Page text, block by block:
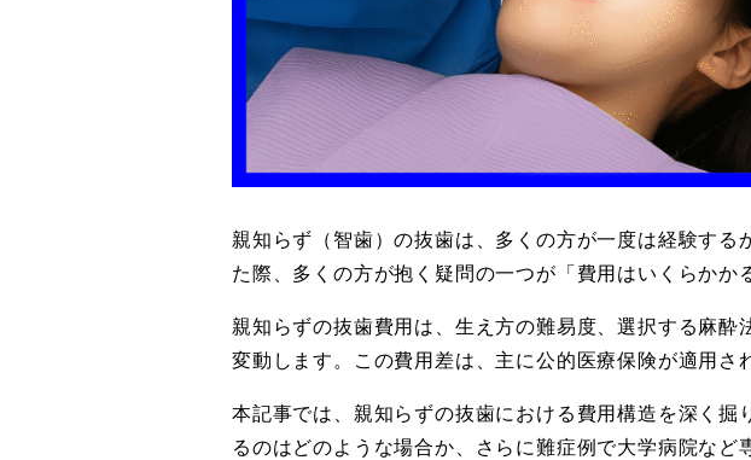
親知らず（智歯）の抜歯は、多くの方が一度は経験す
た際、多くの方が抱く疑問の一つが「費用はいくらかか
親知らずの抜歯費用は、生え方の難易度、選択する麻
変動します。この費用差は、主に公的医療保険が適用さ
本記事では、親知らずの抜歯における費用構造を深く
るのはどのような場合か、さらに難症例で大学病院な